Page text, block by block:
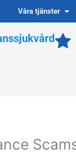
Våra tjänster